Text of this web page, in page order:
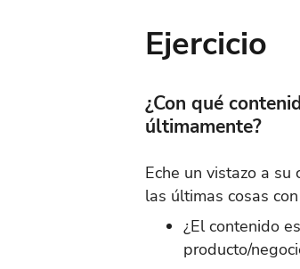
Ejercicio
¿Con qué
últimamente?
Eche un vistazo a
las últimas cosas
¿El contenido
producto/